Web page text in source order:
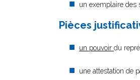
un exemplaire des
Pièces
un pouvoir du
une attestation de